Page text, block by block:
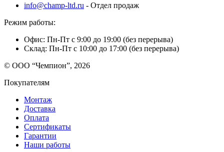
info@champ-ltd.ru - Отдел продаж
Режим работы:
Офис: Пн-Пт с 9:00 до 19:00 (без перерыва)
Склад: Пн-Пт с 10:00 до 17:00 (без перерыва)
© ООО “Чемпион”, 2026
Покупателям
Монтаж
Доставка
Оплата
Сертификаты
Гарантии
Наши работы